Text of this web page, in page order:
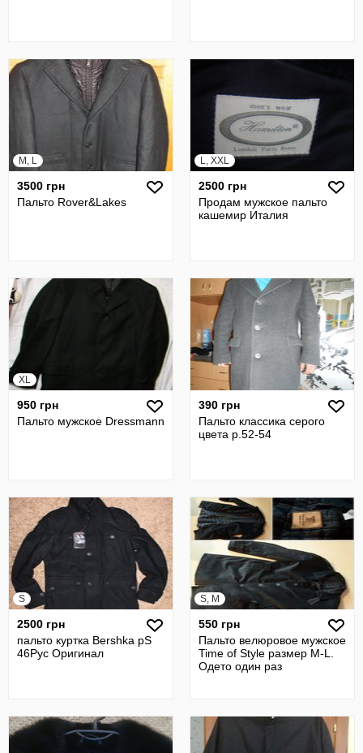
M, L
3500 грн
Пальто Rover&Lakes
L, XXL
2500 грн
Продам мужское пальто
кашемир Италия
XL
950 грн
Пальто мужское Dressmann
390 грн
Пальто классика серого
цвета р.52-54
S
2500 грн
пальто куртка Bershka рS
46Рус Оригинал
S, M
550 грн
Пальто велюровое мужское
Time of Style размер M-L.
Одето один раз